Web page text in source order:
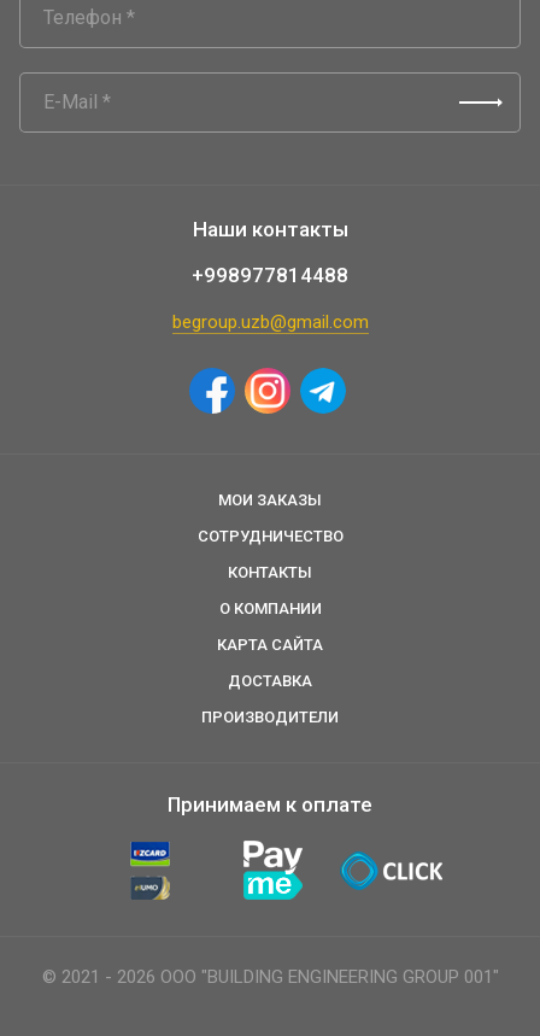
Наши контакты
+998977814488
begroup.uzb@gmail.com
МОИ ЗАКАЗЫ
СОТРУДНИЧЕСТВО
КОНТАКТЫ
О КОМПАНИИ
КАРТА САЙТА
ДОСТАВКА
ПРОИЗВОДИТЕЛИ
Принимаем к оплате
© 2021 - 2026 ООО "BUILDING ENGINEERING GROUP 001"